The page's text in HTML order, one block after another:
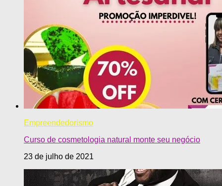
Empreendedorismo
Curso de cosmetologia natural monte seu negócio
23 de julho de 2021